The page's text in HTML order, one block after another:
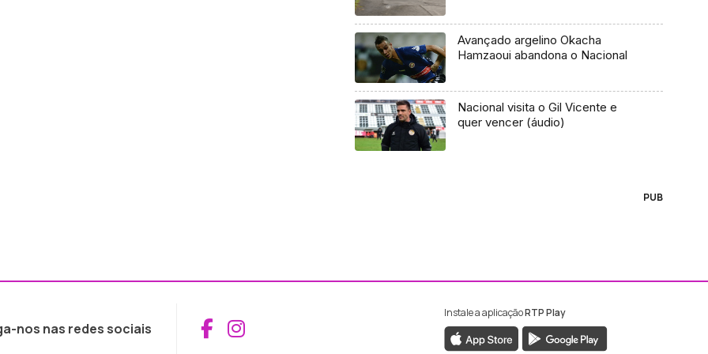
Avançado argelino Okacha
Hamzaoui abandona o Nacional
Nacional visita o Gil Vicente e
quer vencer (áudio)
PUB
nos nas redes sociais Aceder ao Facebook da RTP Madeira
Aceder ao Instagram da RTP Madeira
Instale a aplicaçãoRTP Play